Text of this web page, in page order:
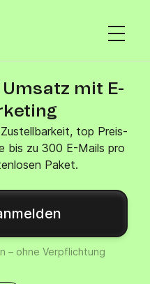
mit E-
top Preis-
bis zu 300 E-Mails pro
Paket.
– ohne Verpflichtung